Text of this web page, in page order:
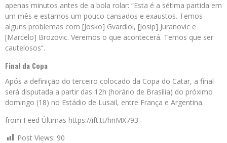
apenas minutos antes de a bola rolar: “Esta é a sétima partida em
um mês e estamos um pouco cansados e exaustos. Temos
alguns problemas com [Josko] Gvardiol, [Josip] Juranovic e
[Marcelo] Brozovic. Veremos o que acontecerá. Temos que ser
cautelosos”.
Final da Copa
Após a definição do terceiro colocado da Copa do Catar, a final
será disputada a partir das 12h (horário de Brasília) do próximo
domingo (18) no Estádio de Lusail, entre França e Argentina.
from Feed Últimas https://ift.tt/hnMX793
Post Views: 90